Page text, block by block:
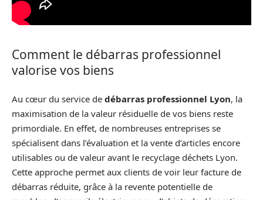
Comment le débarras professionnel
valorise vos biens
Au cœur du service de débarras professionnel Lyon, la
maximisation de la valeur résiduelle de vos biens reste
primordiale. En effet, de nombreuses entreprises se
spécialisent dans l’évaluation et la vente d’articles encore
utilisables ou de valeur avant le recyclage déchets Lyon.
Cette approche permet aux clients de voir leur facture de
débarras réduite, grâce à la revente potentielle de